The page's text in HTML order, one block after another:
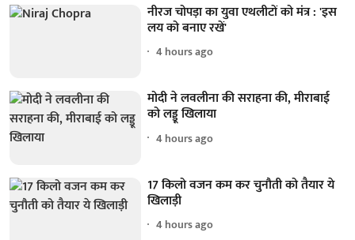
नीरज चोपड़ा का युवा एथलीटों को मंत्र : 'इस
लय को बनाए रखें'
4 hours ago
मोदी ने लवलीना की सराहना की, मीराबाई
को लड्डू खिलाया
4 hours ago
17 किलो वजन कम कर चुनौती को तैयार ये
खिलाड़ी
4 hours ago